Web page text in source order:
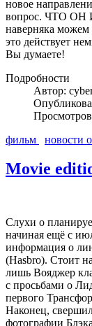
новое
вопрос. ЧТО ОН
наверняка
это действует
Вы думаете!
Подробности
Автор:
фильм
новости
Movie
Слухи о
начиная ещё с
информация о
(Hasbro). Стоит
лишь Вояджер
с просьбами о
первого
Наконец,
фотографии